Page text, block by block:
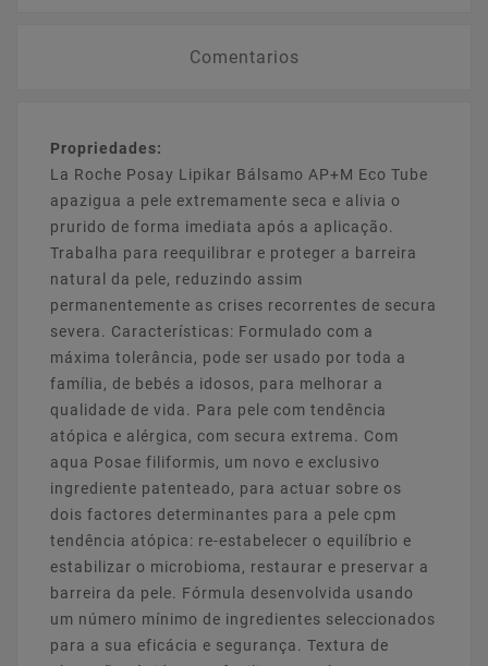
Comentarios
Propriedades:
La Roche Posay Lipikar Bálsamo AP+M Eco Tube
apazigua a pele extremamente seca e alivia o
prurido de forma imediata após a aplicação.
Trabalha para reequilibrar e proteger a barreira
natural da pele, reduzindo assim
permanentemente as crises recorrentes de secura
severa. Características: Formulado com a
máxima tolerância, pode ser usado por toda a
família, de bebés a idosos, para melhorar a
qualidade de vida. Para pele com tendência
atópica e alérgica, com secura extrema. Com
aqua Posae filiformis, um novo e exclusivo
ingrediente patenteado, para actuar sobre os
dois factores determinantes para a pele cpm
tendência atópica: re-estabelecer o equilíbrio e
estabilizar o microbioma, restaurar e preservar a
barreira da pele. Fórmula desenvolvida usando
um número mínimo de ingredientes seleccionados
para a sua eficácia e segurança. Textura de